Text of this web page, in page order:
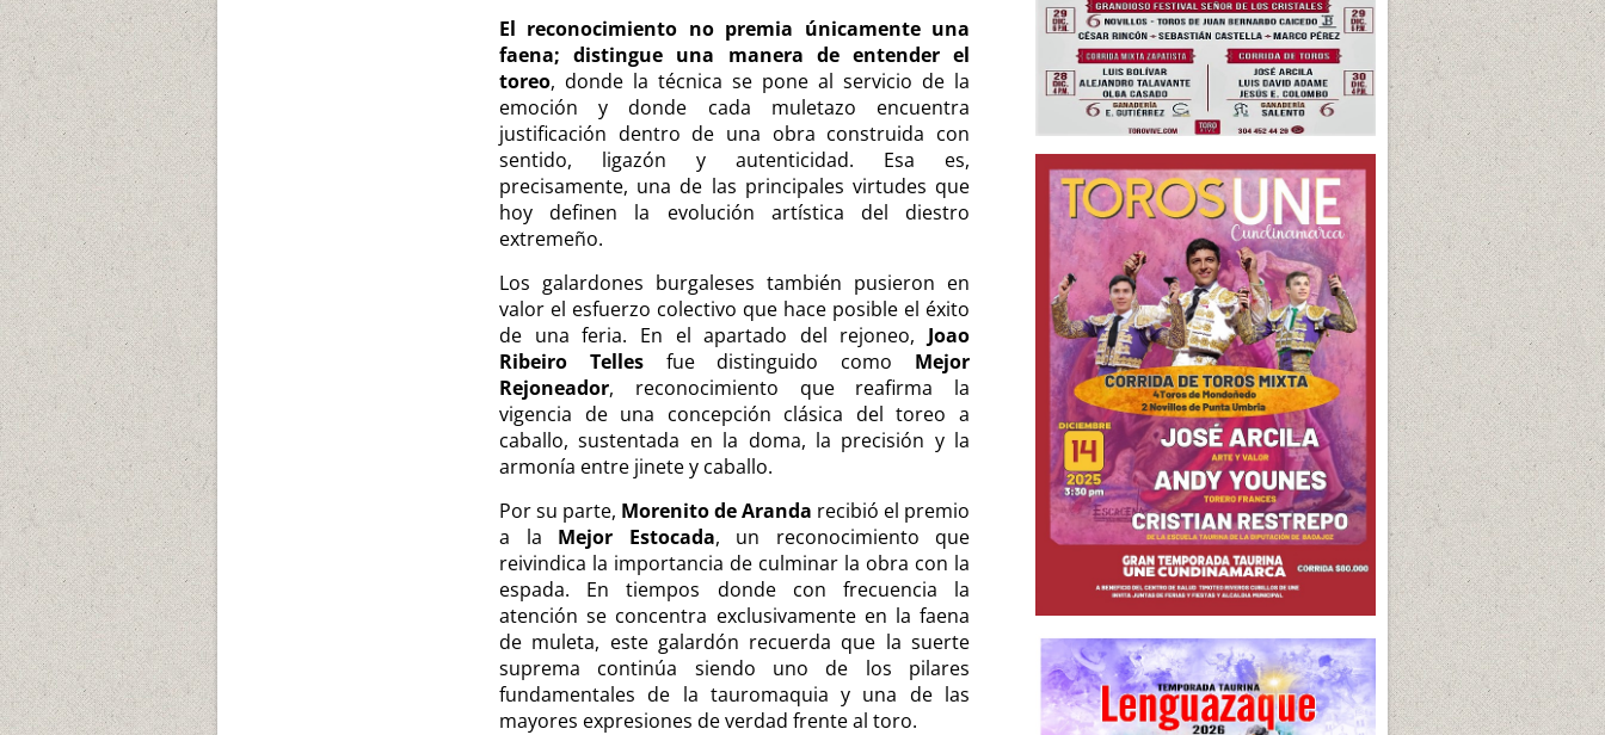
El reconocimiento no premia únicamente una
faena; distingue una manera de entender el
toreo, donde la técnica se pone al servicio de la
emoción y donde cada muletazo encuentra
justificación dentro de una obra construida con
sentido, ligazón y autenticidad. Esa es,
precisamente, una de las principales virtudes que
hoy definen la evolución artística del diestro
extremeño.
Los galardones burgaleses también pusieron en
valor el esfuerzo colectivo que hace posible el éxito
de una feria. En el apartado del rejoneo, Joao
Ribeiro Tellesfue distinguido como Mejor
Rejoneador, reconocimiento que reafirma la
vigencia de una concepción clásica del toreo a
caballo, sustentada en la doma, la precisión y la
armonía entre jinete y caballo.
Por su parte, Morenito de Aranda recibió el premio
a la Mejor Estocada, un reconocimiento que
reivindica la importancia de culminar la obra con la
espada. En tiempos donde con frecuencia la
atención se concentra exclusivamente en la faena
de muleta, este galardón recuerda que la suerte
suprema continúa siendo uno de los pilares
fundamentales de la tauromaquia y una de las
mayores expresiones de verdad frente al toro.